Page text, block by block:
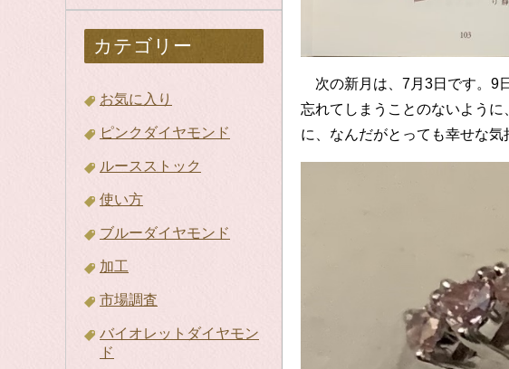
カテゴリー
お気に入り
ピンクダイヤモンド
ルースストック
使い方
ブルーダイヤモンド
加工
市場調査
バイオレットダイヤモン
ド
次の新月は、7月3日です。9
忘れてしまうことのないよう
に、なんだがとっても幸せな気